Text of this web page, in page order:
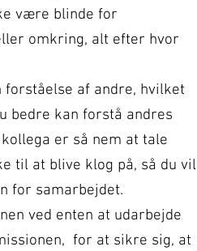
være blinde for
omkring, alt efter hvor
af andre, hvilket
bedre kan forstå andres
er så nem at tale
til at blive klog på, så du vil
for samarbejdet.
ved enten at udarbejde
for at sikre sig, at